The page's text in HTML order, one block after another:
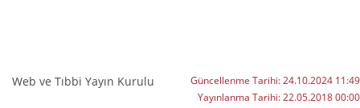
Web ve Tıbbi Yayın Kurulu Güncellenme Tarihi:24.10.2024 11:49
Yayınlanma Tarihi:22.05.2018 00:00